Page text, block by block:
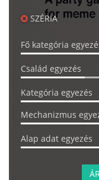
SZÉRIA
Fő kategória
Család egyezés
Kategória egyezés
Mechanizmus
Alap adat egyezés